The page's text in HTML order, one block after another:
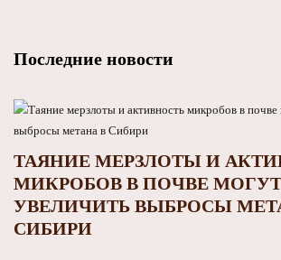
Последние новости
ТАЯНИЕ МЕРЗЛОТЫ И
МИКРОБОВ В ПОЧВЕ МОГУТ
УВЕЛИЧИТЬ ВЫБРОСЫ
СИБИРИ